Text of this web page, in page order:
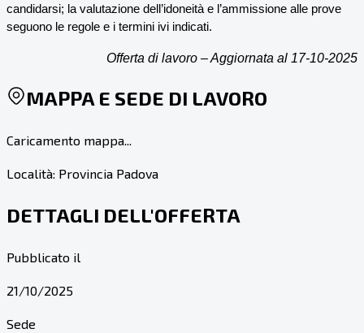
candidarsi; la valutazione dell’idoneità e l’ammissione alle prove
seguono le regole e i termini ivi indicati.
Offerta di lavoro – Aggiornata al 17-10-2025
MAPPA E SEDE DI LAVORO
Caricamento mappa...
Località: Provincia Padova
DETTAGLI DELL'OFFERTA
Pubblicato il
21/10/2025
Sede